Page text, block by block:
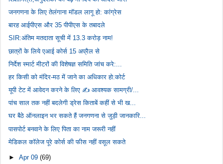
जनगणना के लिए तेलंगाना मॉडल लागू हो: कांग्रेस
बारह आईपीएस और 35 पीपीएस के तबादले
SIR:अंतिम मतदाता सूची में 13.3 करोड़ नाम!
छात्रों के लिये एआई कोर्स 15 अप्रैल से
निर्देश स्मार्ट मीटरों की विशेषज्ञ समिति जांच करे:...
हर किसी को मंदिर-मठ में जाने का अधिकार हो:कोर्ट
यूपी टेट में आवेदन करने के लिए ✍️ आवश्यक सामग्री/...
पांच साल तक नहीं बदलेगी ड्रेस किताबें कहीं से भी ख...
घर बैठे ऑनलाइन भर सकते हैं जनगणना से जुड़ी जानकारि...
पासपोर्ट बनवाने के लिए पिता का नाम जरूरी नहीं
मेडिकल कॉलेज पूरे कोर्स की फीस नहीं वसूल सकते
►Apr 09(69)